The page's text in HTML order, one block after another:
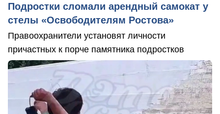
Подростки сломали арендный самокат у
стелы «Освободителям Ростова»
Правоохранители установят личности
причастных к порче памятника подростков